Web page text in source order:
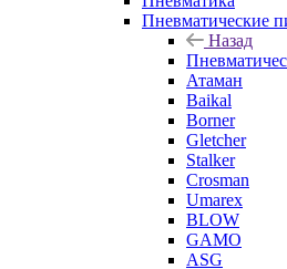
Пневматические
Назад
Атаман
Baikal
Borner
Gletcher
Stalker
Crosman
Umarex
BLOW
GAMO
ASG